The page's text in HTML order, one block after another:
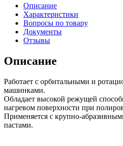
Описание
Характеристики
Вопросы по товару
Документы
Отзывы
Описание
Работает с орбитальными и
машинками.
Обладает высокой режущей
нагревом поверхности при
Применяется с крупно-
пастами.